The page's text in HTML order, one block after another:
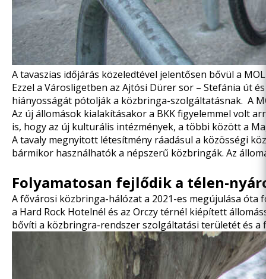
A tavaszias időjárás közeledtével jelentősen bővül a
Ezzel a Városligetben az Ajtósi Dürer sor – Stefánia út
hiányosságát pótolják a közbringa-szolgáltatásnak. A
Az új állomások kialakításakor a BKK figyelemmel volt
is, hogy az új kulturális intézmények, a többi között a
A tavaly megnyitott létesítmény ráadásul a közösségi
bármikor használhatók a népszerű közbringák. Az
Folyamatosan fejlődik a télen-
A fővárosi közbringa-hálózat a 2021-es megújulása
a Hard Rock Hotelnél és az Orczy térnél kiépített
bővíti a közbringra-rendszer szolgáltatási területét és a